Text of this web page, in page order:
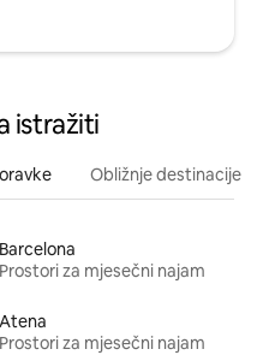
istražiti
Obližnje destinacije
Barcelona
Prostori za mjesečni najam
Atena
Prostori za mjesečni najam